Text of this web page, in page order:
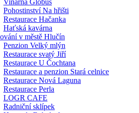
Vinárna Globus
Pohostinství Na hřišti
Restaurace Hačanka
Haťská kavárna
v městě Hlučín
Penzion Velký mlýn
Restaurace svatý Jiří
Restaurace U Čochtana
Restaurace a penzion Stará celnice
Restaurace Nová Laguna
Restaurace Perla
LOGR CAFE
Radniční sklípek